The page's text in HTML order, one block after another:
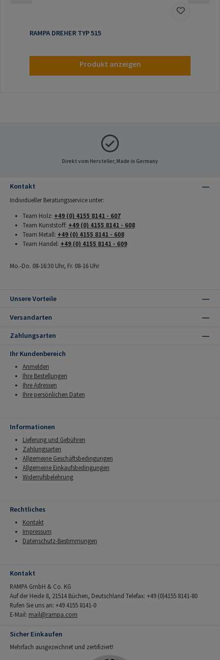
RAMPA DREHER TYP 515
Produkt anzeigen
Direkt vom Hersteller, Made in Germany
Kontakt
Individueller Beratungsservice unter:
Team Holz: +49 (0) 4155 8141 - 607
Team Kunststoff: +49 (0) 4155 8141 - 608
Team Metall: +49 (0) 4155 8141 - 608
Team Handel: +49 (0) 4155 8141 - 609
Mo.-Do. 08-16:30 Uhr, Fr. 08-16 Uhr
Unsere Vorteile
Versandarten
Zahlungsarten
Ihr Kundenbereich
Anmelden
Ihre Bestellungen
Ihre Adressen
Ihre persönlichen Daten
Informationen
Lieferung und Gebühren
Zahlungsarten
Allgemeine Geschäftsbedingungen
Allgemeine Einkaufsbedingungen
Widerrufsbelehrung
Rechtliches
Kontakt
Impressum
Datenschutz-Bestimmungen
Kontakt
RAMPA GmbH & Co. KG
Auf der Heide 8, 21514 Büchen, Deutschland Telefax: +49 (0)4155 8141-80
Rufen Sie uns an: +49 4155 8141-0
E-Mail: mail@rampa.com
Sicher Einkaufen
Mehrfach ausgezeichnet und zertifiziert!